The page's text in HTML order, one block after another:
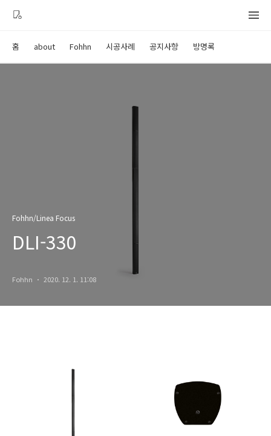
홈 about Fohhn 시공사례 공지사항 방명록
Fohhn/Linea Focus
DLI-330
Fohhn 2020. 12. 1. 11:08